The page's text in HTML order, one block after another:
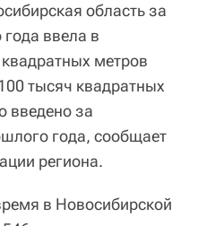
область за
года ввела в
метров
тысяч квадратных
введено за
года, сообщает
региона.
в Новосибирской